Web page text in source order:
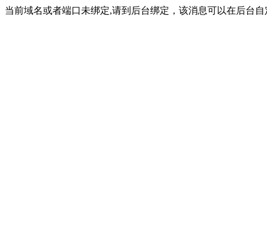
当前域名或者端口未绑定,请到后台绑定，该消息可以在后台自